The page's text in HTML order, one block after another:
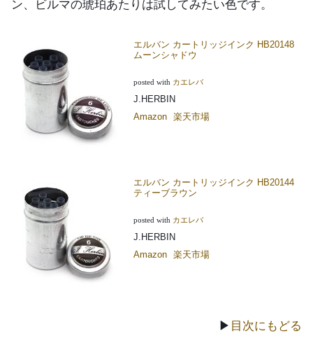
ン、ビルマの琥珀あたりは試してみたい色です。
エルバン カートリッジインク HB20148
ムーンシャドウ
posted with カエレバ
J.HERBIN
Amazon 楽天市場
エルバン カートリッジインク HB20144
ティーブラウン
posted with カエレバ
J.HERBIN
Amazon 楽天市場
▶ 目次にもどる